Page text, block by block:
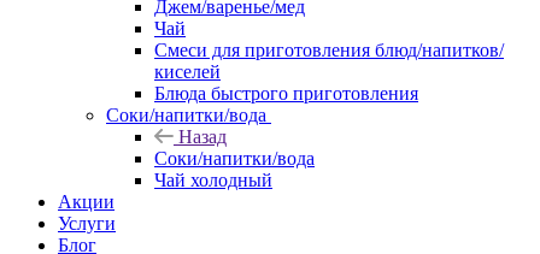
Джем/варенье/мед
Чай
Смеси для приготовления блюд/напитков/
киселей
Блюда быстрого приготовления
Соки/напитки/вода
Назад
Соки/напитки/вода
Чай холодный
Акции
Услуги
Блог